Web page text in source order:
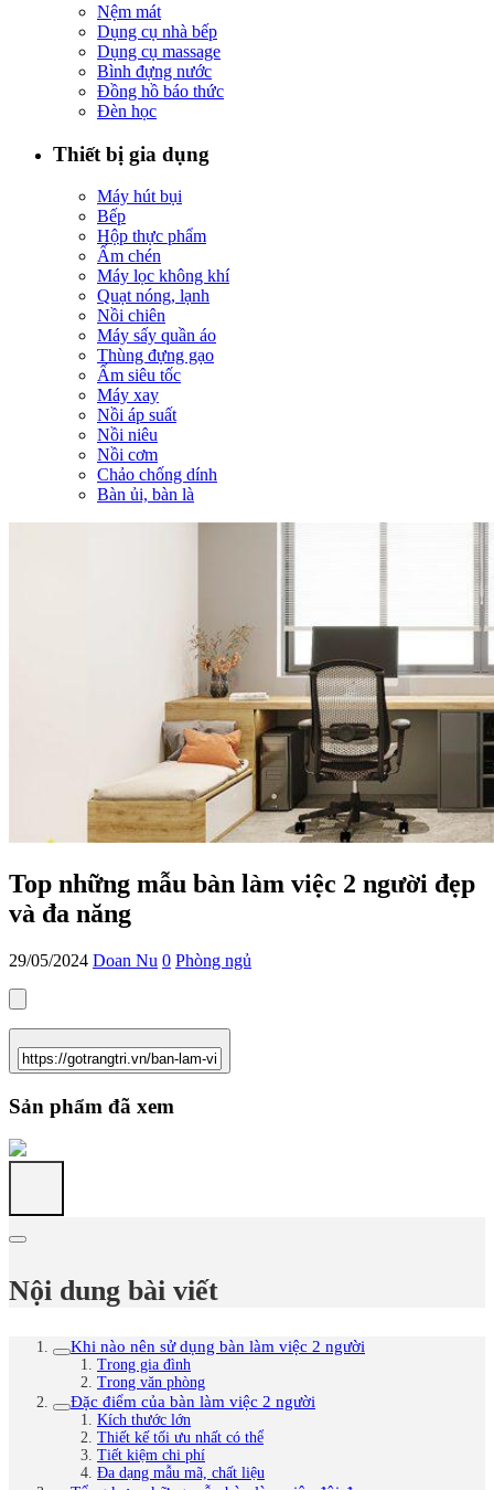
Nệm mát
Dụng cụ nhà bếp
Dụng cụ massage
Bình đựng nước
Đồng hồ báo thức
Đèn học
Thiết bị gia dụng
Máy hút bụi
Bếp
Hộp thực phẩm
Ấm chén
Máy lọc không khí
Quạt nóng, lạnh
Nồi chiên
Máy sấy quần áo
Thùng đựng gạo
Ấm siêu tốc
Máy xay
Nồi áp suất
Nồi niêu
Nồi cơm
Chảo chống dính
Bàn ủi, bàn là
Top những mẫu bàn làm việc 2 người đẹp
và đa năng
29/05/2024 Doan Nu 0 Phòng ngủ
Sản phẩm đã xem
Nội dung bài viết
Khi nào nên sử dụng bàn làm việc 2 người
Trong gia đình
Trong văn phòng
Đặc điểm của bàn làm việc 2 người
Kích thước lớn
Thiết kế tối ưu nhất có thể
Tiết kiệm chi phí
Đa dạng mẫu mã, chất liệu